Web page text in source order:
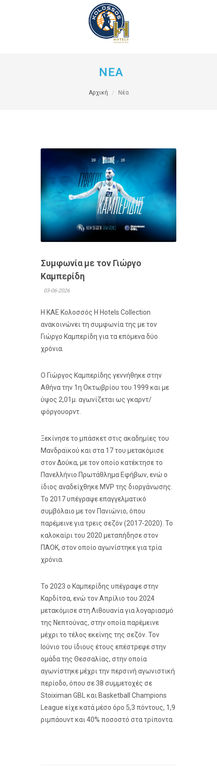
ΝΕΑ
Αρχική Νέα
Συμφωνία με τον Γιώργο
Καμπερίδη
03-06-2026
Η ΚΑΕ Κολοσσός H Hotels Collection
ανακοινώνει τη συμφωνία της με τον
Γιώργο Καμπερίδη για τα επόμενα δύο
χρόνια.
Ο Γιώργος Καμπερίδης γεννήθηκε στην
Αθήνα την 1η Οκτωβρίου του 1999 και με
ύψος 2,01μ. αγωνίζεται ως γκαρντ/
φόργουορντ.
Ξεκίνησε το μπάσκετ στις ακαδημίες του
Μανδραϊκού και στα 17 του μετακόμισε
στον Δούκα, με τον οποίο κατέκτησε το
Πανελλήνιο Πρωτάθλημα Εφήβων, ενώ ο
ίδιος αναδείχθηκε MVP της διοργάνωσης.
Το 2017 υπέγραψε επαγγελματικό
συμβόλαιο με τον Πανιώνιο, όπου
παρέμεινε για τρεις σεζόν (2017-2020). Το
καλοκαίρι του 2020 μεταπήδησε στον
ΠΑΟΚ, στον οποίο αγωνίστηκε για τρία
χρόνια.
Το 2023 ο Καμπερίδης υπέγραψε στην
Καρδίτσα, ενώ τον Απρίλιο του 2024
μετακόμισε στη Λιθουανία για λογαριασμό
της Νεπτούνας, στην οποία παρέμεινε
μέχρι το τέλος εκείνης της σεζόν. Τον
Ιούνιο του ίδιους έτους επέστρεψε στην
ομάδα της Θεσσαλίας, στην οποία
αγωνίστηκε μέχρι την περσινή αγωνιστική
περίοδο, όπου σε 38 συμμετοχές σε
Stoiximan GBL και Basketball Champions
League είχε κατά μέσο όρο 5,3 πόντους, 1,9
ριμπάουντ και 40% ποσοστό στα τρίποντα.